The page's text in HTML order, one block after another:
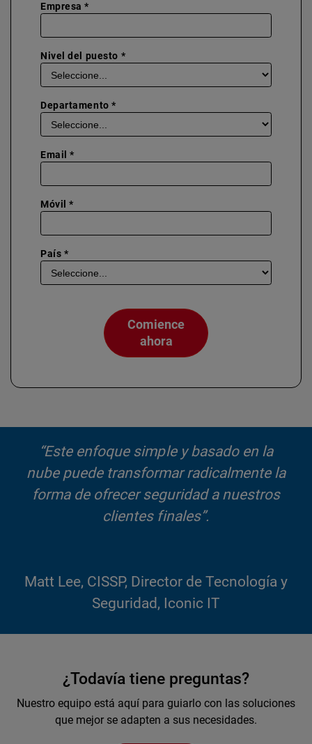
Empresa *
Nivel del puesto *
Departamento *
Email *
Móvil *
País *
Comience
ahora
“Este enfoque simple y basado en la
nube puede transformar radicalmente la
forma de ofrecer seguridad a nuestros
clientes finales”.
Matt Lee, CISSP, Director de Tecnología y
Seguridad, Iconic IT
¿Todavía tiene preguntas?
Nuestro equipo está aquí para guiarlo con las soluciones
que mejor se adapten a sus necesidades.